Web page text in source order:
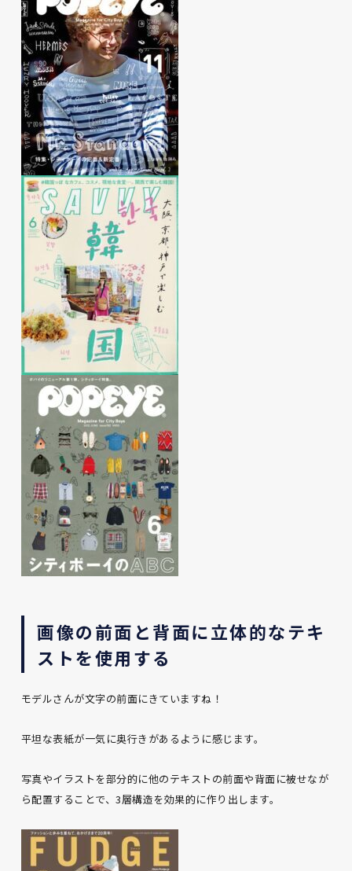
画像の前面と背面に立体的なテキ
ストを使用する
モデルさんが文字の前面にきていますね！
平坦な表紙が一気に奥行きがあるように感じます。
写真やイラストを部分的に他のテキストの前面や背面に被せなが
ら配置することで、3層構造を効果的に作り出します。